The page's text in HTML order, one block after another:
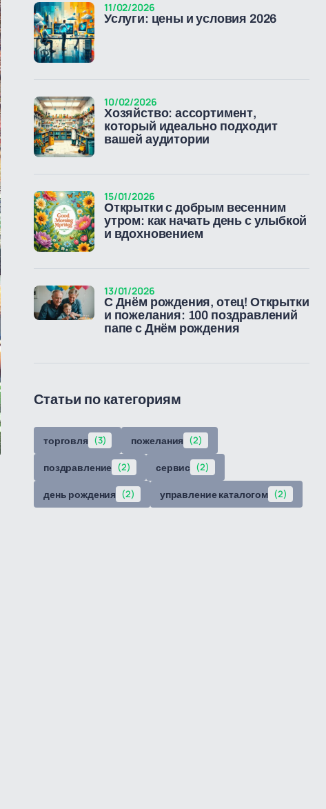
Услуги: цены и условия 2026
11/02/2026
Хозяйство: ассортимент,
который идеально подходит
вашей аудитории
10/02/2026
Открытки с добрым весенним
утром: как начать день с улыбкой
и вдохновением
15/01/2026
С Днём рождения, отец! Открытки
и пожелания: 100 поздравлений
папе с Днём рождения
13/01/2026
Статьи по категориям
торговля (3) пожелания (2)
поздравление (2) сервис (2)
день рождения (2) управление каталогом (2)